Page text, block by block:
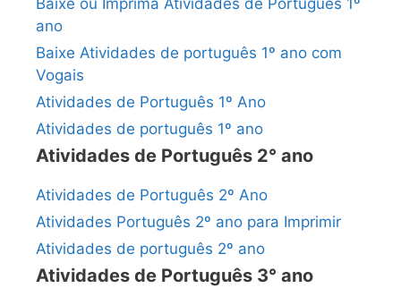
Baixe ou Imprima Atividades de Português 1º
ano
Baixe Atividades de português 1º ano com
Vogais
Atividades de Português 1º Ano
Atividades de português 1º ano
Atividades de Português 2° ano
Atividades de Português 2º Ano
Atividades Português 2º ano para Imprimir
Atividades de português 2º ano
Atividades de Português 3° ano